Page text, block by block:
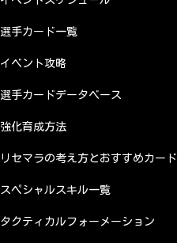
選手カード一覧
イベント攻略
選手カードデータベース
強化育成方法
リセマラの考え方とおすすめカード
スペシャルスキル一覧
タクティカルフォーメーション